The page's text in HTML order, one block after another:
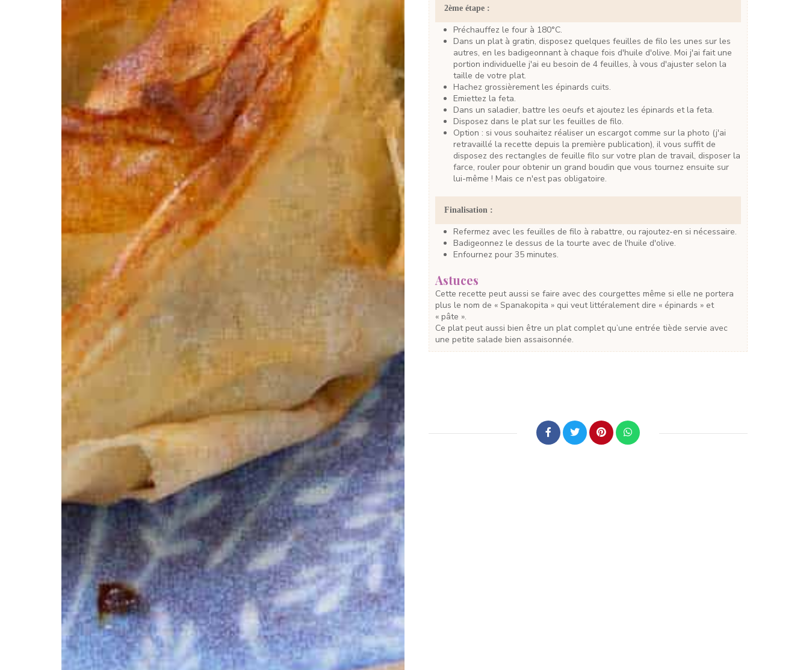
2ème étape :
Préchauffez le four à 180°C.
Dans un plat à gratin, disposez quelques feuilles de filo les unes sur les
autres, en les badigeonnant à chaque fois d'huile d'olive. Moi j'ai fait une
portion individuelle j'ai eu besoin de 4 feuilles, à vous d'ajuster selon la
taille de votre plat.
Hachez grossièrement les épinards cuits.
Emiettez la feta.
Dans un saladier, battre les oeufs et ajoutez les épinards et la feta.
Disposez dans le plat sur les feuilles de filo.
Option : si vous souhaitez réaliser un escargot comme sur la photo (j'ai
retravaillé la recette depuis la première publication), il vous suffit de
disposez des rectangles de feuille filo sur votre plan de travail, disposer la
farce, rouler pour obtenir un grand boudin que vous tournez ensuite sur
lui-même ! Mais ce n'est pas obligatoire.
Finalisation :
Refermez avec les feuilles de filo à rabattre, ou rajoutez-en si nécessaire.
Badigeonnez le dessus de la tourte avec de l'huile d'olive.
Enfournez pour 35 minutes.
Astuces
Cette recette peut aussi se faire avec des courgettes même si elle ne portera
plus le nom de « Spanakopita » qui veut littéralement dire « épinards » et
« pâte ».
Ce plat peut aussi bien être un plat complet qu’une entrée tiède servie avec
une petite salade bien assaisonnée.